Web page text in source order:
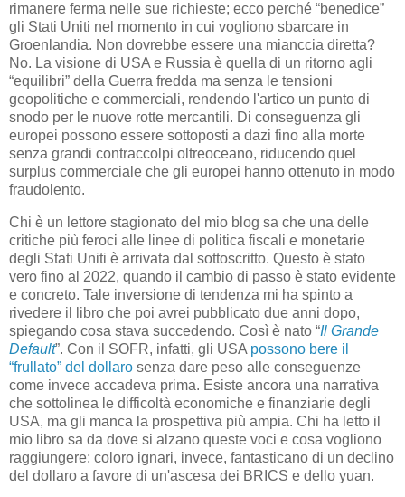
rimanere ferma nelle sue richieste; ecco perché “benedice”
gli Stati Uniti nel momento in cui vogliono sbarcare in
Groenlandia. Non dovrebbe essere una mianccia diretta?
No. La visione di USA e Russia è quella di un ritorno agli
“equilibri” della Guerra fredda ma senza le tensioni
geopolitiche e commerciali, rendendo l'artico un punto di
snodo per le nuove rotte mercantili. Di conseguenza gli
europei possono essere sottoposti a dazi fino alla morte
senza grandi contraccolpi oltreoceano, riducendo quel
surplus commerciale che gli europei hanno ottenuto in modo
fraudolento.
Chi è un lettore stagionato del mio blog sa che una delle
critiche più feroci alle linee di politica fiscali e monetarie
degli Stati Uniti è arrivata dal sottoscritto. Questo è stato
vero fino al 2022, quando il cambio di passo è stato evidente
e concreto. Tale inversione di tendenza mi ha spinto a
rivedere il libro che poi avrei pubblicato due anni dopo,
spiegando cosa stava succedendo. Così è nato “Il Grande
Default”. Con il SOFR, infatti, gli USA possono bere il
“frullato” del dollaro senza dare peso alle conseguenze
come invece accadeva prima. Esiste ancora una narrativa
che sottolinea le difficoltà economiche e finanziarie degli
USA, ma gli manca la prospettiva più ampia. Chi ha letto il
mio libro sa da dove si alzano queste voci e cosa vogliono
raggiungere; coloro ignari, invece, fantasticano di un declino
del dollaro a favore di un'ascesa dei BRICS e dello yuan.